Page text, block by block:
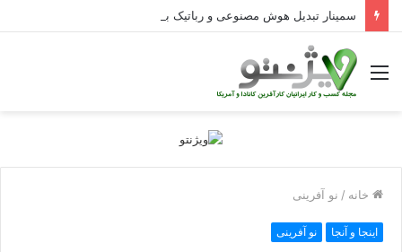
منو
خانه / نو آفرینی
اینجا و آنجا نو آفرینی